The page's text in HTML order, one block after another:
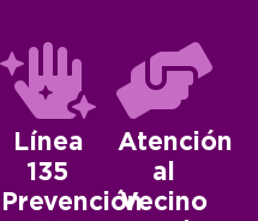
Línea
135
Prevención
Atención
al
Vecino